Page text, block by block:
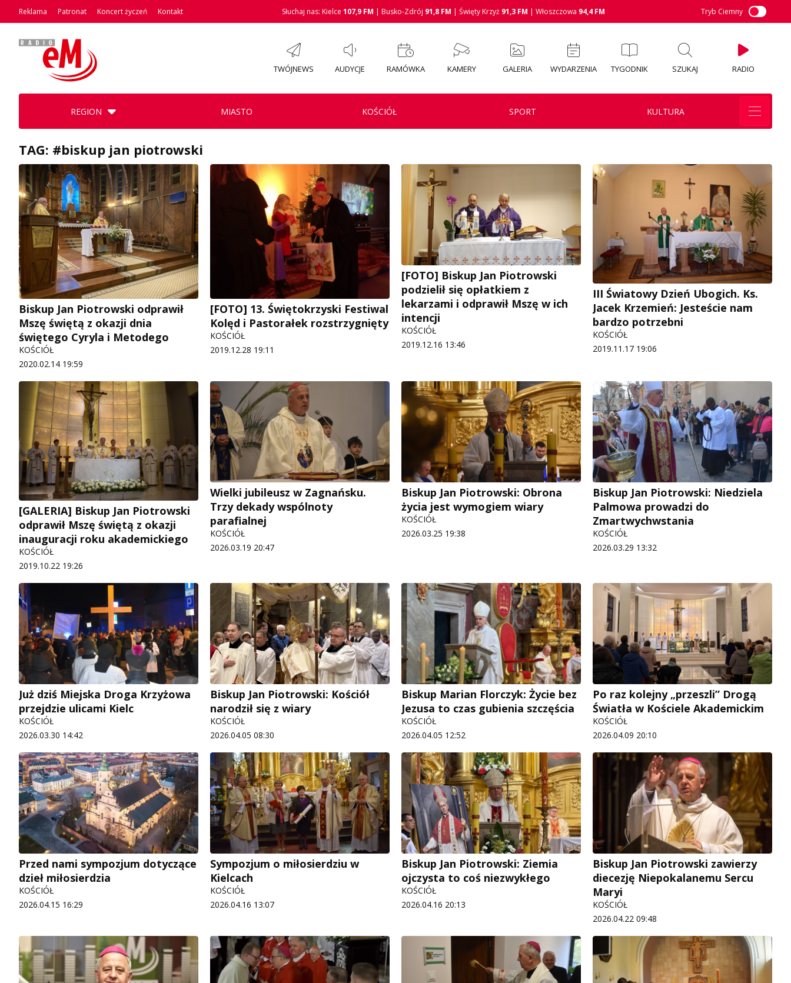
Reklama Patronat Koncert życzeń Kontakt Słuchaj nas: Kielce 107,9 FM | Busko-Zdrój 91,8 FM | Święty Krzyż 91,3 FM | Włoszczowa 94,4 FM Tryb Ciemny
TWÓJNEWS AUDYCJE RAMÓWKA KAMERY GALERIA WYDARZENIA TYGODNIK SZUKAJ RADIO
REGION MIASTO KOŚCIÓŁ SPORT KULTURA
TAG: #biskup jan piotrowski
Biskup Jan Piotrowski odprawił
Mszę świętą z okazji dnia
świętego Cyryla i Metodego
KOŚCIÓŁ
2020.02.14 19:59
[FOTO] 13. Świętokrzyski Festiwal
Kolęd i Pastorałek rozstrzygnięty
KOŚCIÓŁ
2019.12.28 19:11
[FOTO] Biskup Jan Piotrowski
podzielił się opłatkiem z
lekarzami i odprawił Mszę w ich
intencji
KOŚCIÓŁ
2019.12.16 13:46
III Światowy Dzień Ubogich. Ks.
Jacek Krzemień: Jesteście nam
bardzo potrzebni
KOŚCIÓŁ
2019.11.17 19:06
[GALERIA] Biskup Jan Piotrowski
odprawił Mszę świętą z okazji
inauguracji roku akademickiego
KOŚCIÓŁ
2019.10.22 19:26
Wielki jubileusz w Zagnańsku.
Trzy dekady wspólnoty
parafialnej
KOŚCIÓŁ
2026.03.19 20:47
Biskup Jan Piotrowski: Obrona
życia jest wymogiem wiary
KOŚCIÓŁ
2026.03.25 19:38
Biskup Jan Piotrowski: Niedziela
Palmowa prowadzi do
Zmartwychwstania
KOŚCIÓŁ
2026.03.29 13:32
Już dziś Miejska Droga Krzyżowa
przejdzie ulicami Kielc
KOŚCIÓŁ
2026.03.30 14:42
Biskup Jan Piotrowski: Kościół
narodził się z wiary
KOŚCIÓŁ
2026.04.05 08:30
Biskup Marian Florczyk: Życie bez
Jezusa to czas gubienia szczęścia
KOŚCIÓŁ
2026.04.05 12:52
Po raz kolejny „przeszli” Drogą
Światła w Kościele Akademickim
KOŚCIÓŁ
2026.04.09 20:10
Przed nami sympozjum dotyczące
dzieł miłosierdzia
KOŚCIÓŁ
2026.04.15 16:29
Sympozjum o miłosierdziu w
Kielcach
KOŚCIÓŁ
2026.04.16 13:07
Biskup Jan Piotrowski: Ziemia
ojczysta to coś niezwykłego
KOŚCIÓŁ
2026.04.16 20:13
Biskup Jan Piotrowski zawierzy
diecezję Niepokalanemu Sercu
Maryi
KOŚCIÓŁ
2026.04.22 09:48